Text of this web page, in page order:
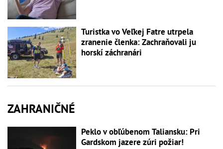
Turistka vo Veľkej Fatre utrpela
zranenie členka: Zachraňovali ju
horskí záchranári
ZAHRANIČNÉ
Peklo v obľúbenom Taliansku: Pri
Gardskom jazere zúri požiar!